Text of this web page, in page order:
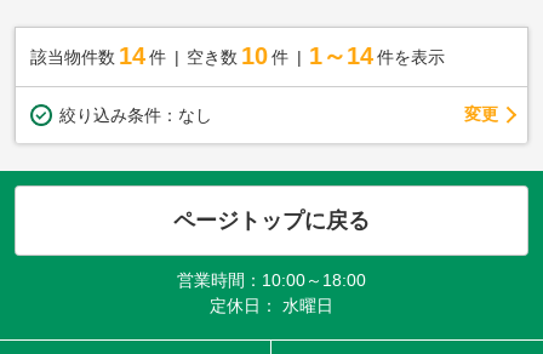
該当物件数 14件 空き数 10 件 1～14 件を表示
絞り込み条件： なし 変更
ページトップに戻る
営業時間：10:00～18:00
定休日： 水曜日